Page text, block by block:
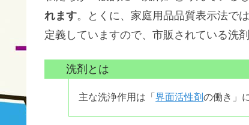
れます。とくに、家庭用品品質表示法で
定義していますので、市販されている洗
洗剤とは
主な洗浄作用は「界面活性剤の働き」